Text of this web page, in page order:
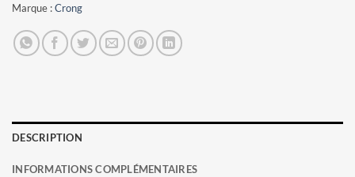
Marque :Crong
DESCRIPTION
INFORMATIONS COMPLÉMENTAIRES